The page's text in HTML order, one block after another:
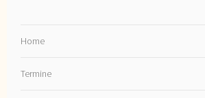
Home
Termine